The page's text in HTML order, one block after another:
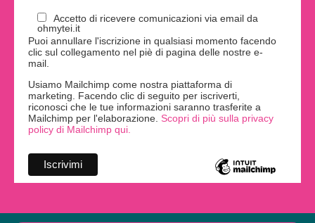
Accetto di ricevere comunicazioni via email da
ohmytei.it
Puoi annullare l'iscrizione in qualsiasi momento facendo
clic sul collegamento nel piè di pagina delle nostre e-
mail.
Usiamo Mailchimp come nostra piattaforma di
marketing. Facendo clic di seguito per iscriverti,
riconosci che le tue informazioni saranno trasferite a
Mailchimp per l'elaborazione. Scopri di più sulla privacy
policy di Mailchimp qui.